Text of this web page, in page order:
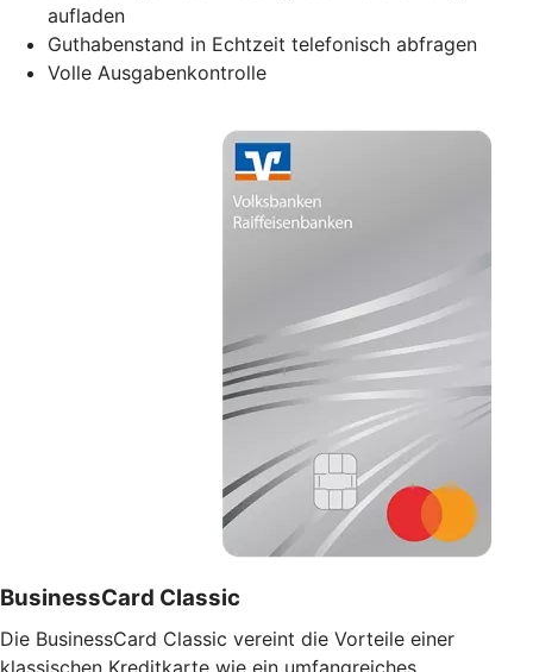
aufladen
Guthabenstand in Echtzeit telefonisch abfragen
Volle Ausgabenkontrolle
BusinessCard Classic
Die BusinessCard Classic vereint die Vorteile einer
klassischen Kreditkarte wie ein umfangreiches